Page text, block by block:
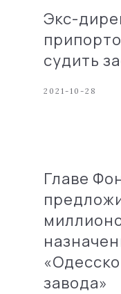
Экс-
судить
2021-10-28
Главе
завода»